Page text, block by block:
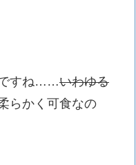
ですね……いわゆる
らかく可食なの